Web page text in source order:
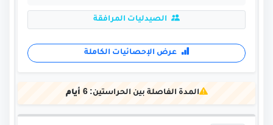
الصيدليات المرافقة
عرض الإحصائيات الكاملة
المدة الفاصلة بين الحراستين:6 أيام